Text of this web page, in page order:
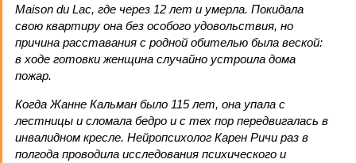
Maison du Lac, где через 12 лет и умерла. Покидала
свою квартиру она без особого удовольствия, но
причина расставания с родной обителью была веской:
в ходе готовки женщина случайно устроила дома
пожар.
Когда Жанне Кальман было 115 лет, она упала с
лестницы и сломала бедро и с тех пор передвигалась в
инвалидном кресле. Нейропсихолог Карен Ричи раз в
полгода проводила исследования психического и